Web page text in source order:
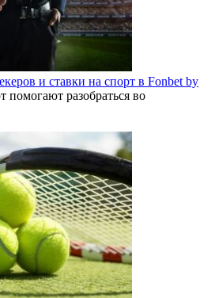
и ставки на спорт в Fonbet by
помогают разобраться во